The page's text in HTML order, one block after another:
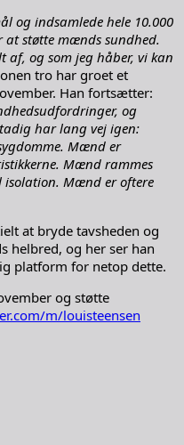
og indsamlede hele 10.000
støtte mænds sundhed.
af, og som jeg håber, vi kan
tro har groet et
Han fortsætter:
og
har lang vej igen:
Mænd er
Mænd rammes
isolation. Mænd er oftere
at bryde tavsheden og
helbred, og her ser han
platform for netop dette.
og støtte
m/louisteensen